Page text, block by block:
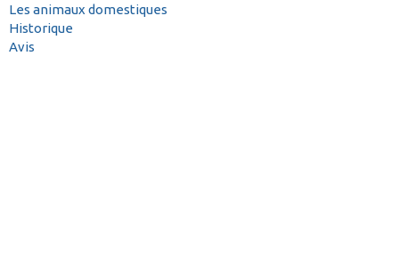
Les animaux domestiques
Historique
Avis